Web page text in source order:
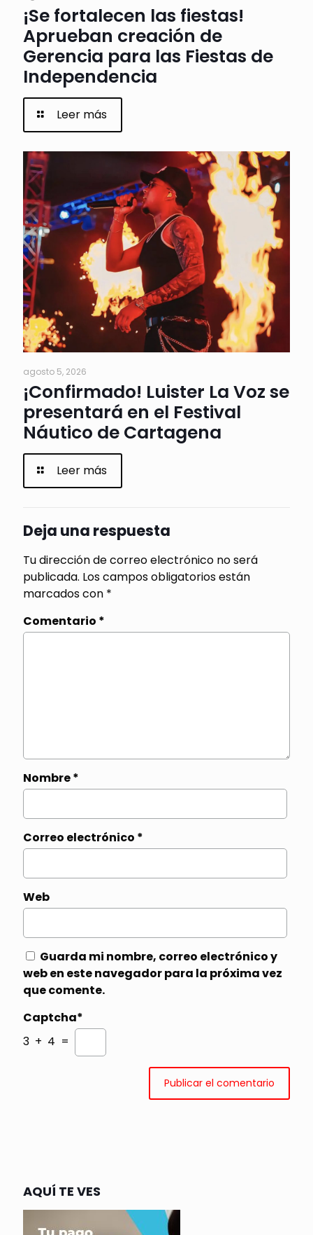
¡Se fortalecen las fiestas!
Aprueban creación de
Gerencia para las Fiestas de
Independencia
Leer más
agosto 5, 2026
¡Confirmado! Luister La Voz se
presentará en el Festival
Náutico de Cartagena
Leer más
Deja una respuesta
Tu dirección de correo electrónico no será
publicada. Los campos obligatorios están
marcados con *
Comentario *
Nombre*
Correo electrónico *
Web
Guarda mi nombre, correo electrónico y
web en este navegador para la próxima vez
que comente.
Captcha*
3 + 4 =
AQUÍ TE VES